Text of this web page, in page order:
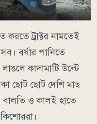
ট্রাক্টর নামতেই
বর্ষার পানিতে
লাঙলে কাদামাটি উল্টে
ছোট ছোট দেশি মাছ
ও কালই হাতে
কিশোররা।